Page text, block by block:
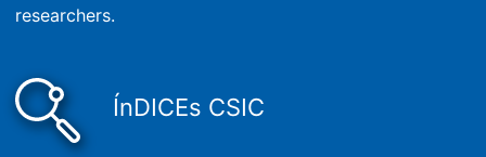
researchers.
ÍnDICEs CSIC